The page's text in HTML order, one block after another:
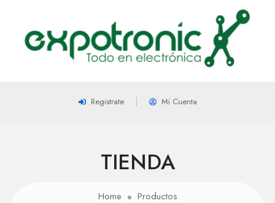
Registrate Mi Cuenta
TIENDA
Home
Productos